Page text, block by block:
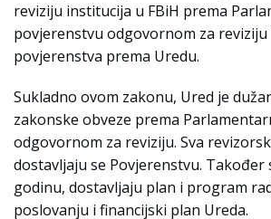
reviziju institucija u FBiH prema
povjerenstvu odgovornom za
povjerenstva prema Uredu.
Sukladno ovom zakonu, Ured je
zakonske obveze prema
odgovornom za reviziju. Sva
dostavljaju se Povjerenstvu. Također
godinu, dostavljaju plan i program
poslovanju i financijski plan Ureda.